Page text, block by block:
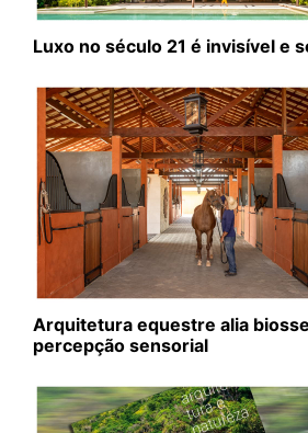
Luxo no século 21 é invisível e
Arquitetura equestre alia
percepção sensorial